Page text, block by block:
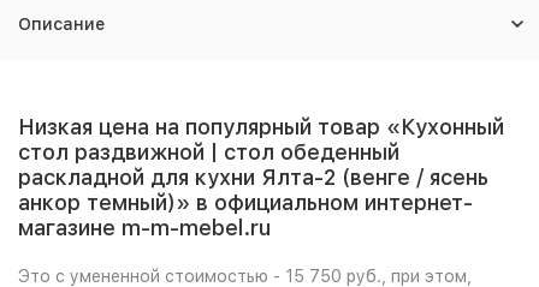
Описание
Низкая цена на популярный товар «Кухонный
стол раздвижной | стол обеденный
раскладной для кухни Ялта-2 (венге / ясень
анкор темный)» в официальном интернет-
магазине m-m-mebel.ru
Это с умененной стоимостью - 15 750 руб., при этом,